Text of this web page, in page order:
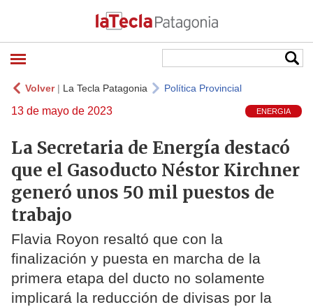
Volver| La Tecla Patagonia Política Provincial
13 de mayo de 2023 ENERGIA
La Secretaria de Energía destacó
que el Gasoducto Néstor Kirchner
generó unos 50 mil puestos de
trabajo
Flavia Royon resaltó que con la
finalización y puesta en marcha de la
primera etapa del ducto no solamente
implicará la reducción de divisas por la